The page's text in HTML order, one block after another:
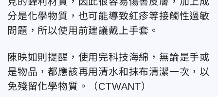
分是化學物質，也可能導致紅疹等接觸性過敏
問題，所以使用前建議戴上手套。
陳映如則提醒，使用完科技海綿，無論是手或
是物品，都應該再用清水和抹布清潔一次，以
免殘留化學物質。（CTWANT）